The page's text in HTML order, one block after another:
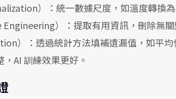
）：統一數據尺度，如溫度轉換為
）：提取有用資訊，刪除無關
）：透過統計方法填補遺漏值，如平均
AI 訓練效果更好。